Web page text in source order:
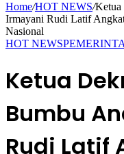
Home/HOT NEWS/Ketua
Irmayani Rudi Latif
Nasional
HOT NEWS
Ketua
Bumbu
Rudi Latif